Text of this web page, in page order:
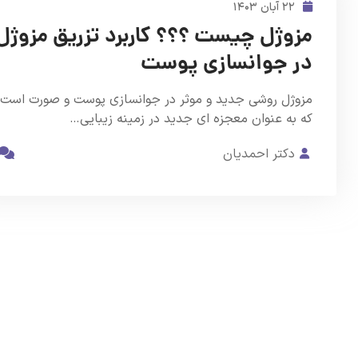
مزوژل چیست ؟؟؟ کاربرد تزریق
در جوانسازی پوست
مزوژل روشی جدید و موثر در جوانسازی پوست و صورت است
که به عنوان معجزه ای جدید در زمینه زیبایی…
دکتر احمدیان